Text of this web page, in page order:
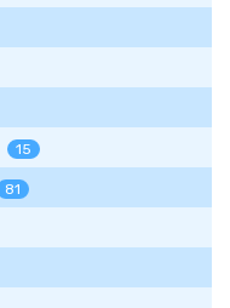
15
81